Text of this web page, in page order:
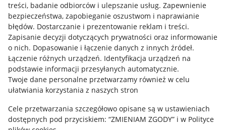
treści, badanie odbiorców i ulepszanie usług. Zapewnienie
bezpieczeństwa, zapobieganie oszustwom i naprawianie
błędów. Dostarczanie i prezentowanie reklam i treści.
Zapisanie decyzji dotyczących prywatności oraz informowanie
o nich. Dopasowanie i łączenie danych z innych źródeł.
Łączenie różnych urządzeń. Identyfikacja urządzeń na
podstawie informacji przesyłanych automatycznie.
Twoje dane personalne przetwarzamy również w celu
ułatwiania korzystania z naszych stron
Cele przetwarzania szczegółowo opisane są w ustawieniach
dostępnych pod przyciskiem: “ZMIENIAM ZGODY” i w Polityce
Mapa miejscowości
Informacje prawne
Regulamin
Polityka plików "cookies"
Ustawienia plików "cookies"
Udostępnianie lokalizacji
Informacje dla Aktu o Usługach Cyfrowych